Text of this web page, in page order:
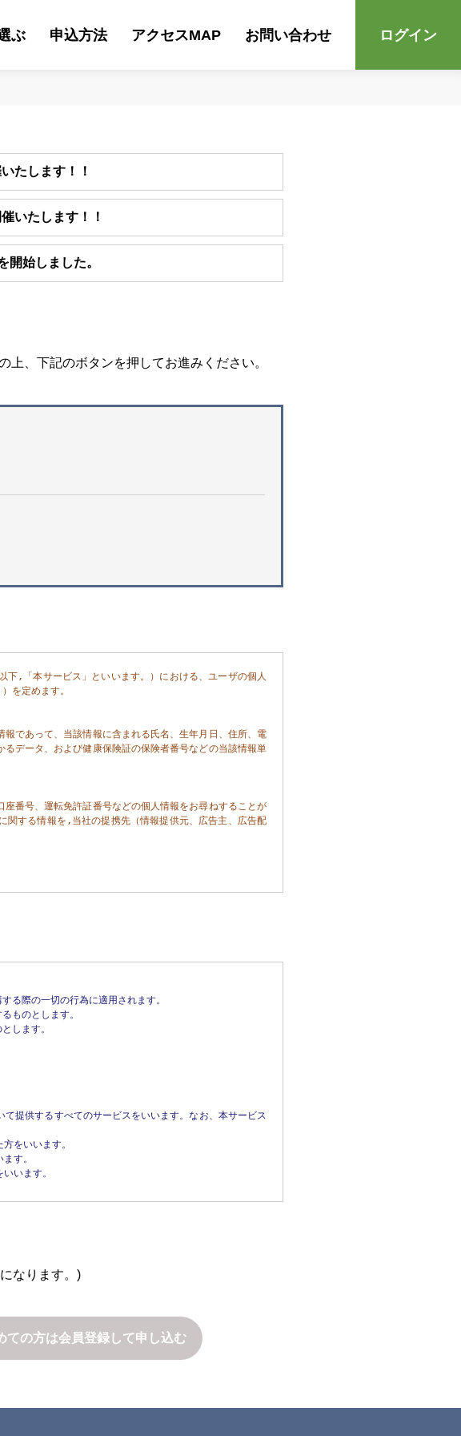
ぶ 申込方法 アクセスMAP お問い合わせ ログイン
たします！！
いたします！！
始しました。
、下記のボタンを押してお進みください。
下,「本サービス」といいます。）における、ユーザの個人
を定めます。
であって、当該情報に含まれる氏名、生年月日、住所、電
データ、および健康保険証の保険者番号などの当該情報単
番号、運転免許証番号などの個人情報をお尋ねすることが
関する情報を,当社の提携先（情報提供元、広告主、広告配
、ご利用をお断りするため
を変更するものとします。
、または本ウェブサイト上に公表するものとします。
供することはありません。ただし、個人情報保護法その他
であるとき
を得ることが困難であるとき
して協力する必要がある場合であって、本人の同意を得る
ます。
場合
め本人に通知し、または本人が容易に知り得る状態に置い
る際の一切の行為に適用されます。
ものとします。
します。
提供するすべてのサービスをいいます。なお、本サービス
をいいます。
す。
います。
約の変更に同意したものとみなします。
教材、写真、イラスト類、画像、映像を含みますがこれら
なります。)
ての方は会員登録して申し込む